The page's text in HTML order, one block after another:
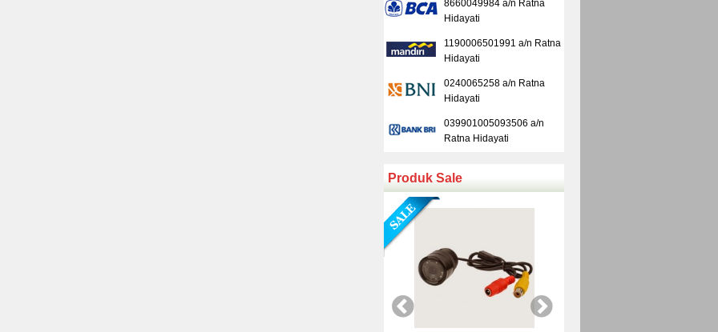
8660049984 a/n Ratna
Hidayati
1190006501991 a/n Ratna
Hidayati
0240065258 a/n Ratna
Hidayati
039901005093506 a/n
Ratna Hidayati
Produk Sale